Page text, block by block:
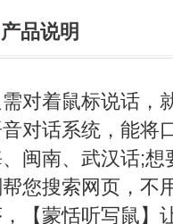
产品说明
需对着鼠标说话，
对话系统，能将
闽南、武汉话;
您搜索网页，不
，【蒙恬听写鼠】